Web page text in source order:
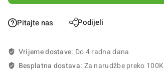
Pitajte nas Podijeli
Vrijeme dostave: Do 4 radna dana
Besplatna dostava: Za narudžbe preko